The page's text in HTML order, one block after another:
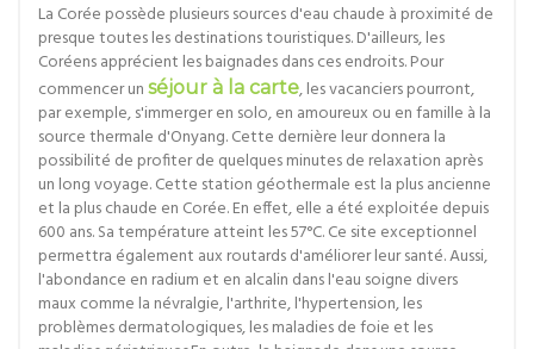
La Corée possède plusieurs sources d'eau chaude à proximité de
presque toutes les destinations touristiques. D'ailleurs, les
Coréens apprécient les baignades dans ces endroits. Pour
commencer un séjour à la carte, les vacanciers pourront,
par exemple, s'immerger en solo, en amoureux ou en famille à la
source thermale d'Onyang. Cette dernière leur donnera la
possibilité de profiter de quelques minutes de relaxation après
un long voyage. Cette station géothermale est la plus ancienne
et la plus chaude en Corée. En effet, elle a été exploitée depuis
600 ans. Sa température atteint les 57°C. Ce site exceptionnel
permettra également aux routards d'améliorer leur santé. Aussi,
l'abondance en radium et en alcalin dans l'eau soigne divers
maux comme la névralgie, l'arthrite, l'hypertension, les
problèmes dermatologiques, les maladies de foie et les